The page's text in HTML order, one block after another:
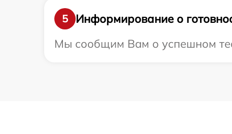
5
Информирование о
Мы сообщим Вам о успешном